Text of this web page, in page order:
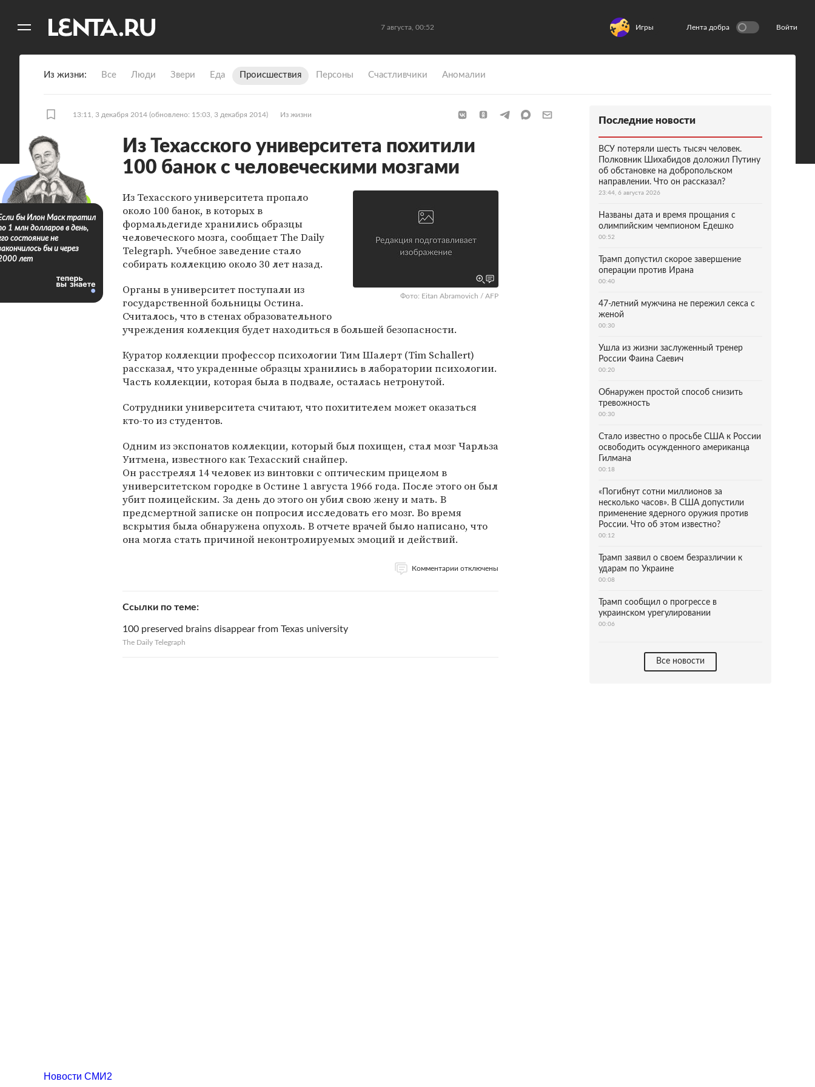
7 августа, 00:52 Игры Лента добра Войти
Из жизни Все Люди Звери Еда Происшествия Персоны Счастливчики Аномалии
13:11, 3 декабря 2014 (обновлено: 15:03, 3 декабря 2014) Из жизни
Из Техасского университета похитили
100 банок с человеческими мозгами
Фото: Eitan Abramovich / AFP
Из Техасского университета пропало
около 100 банок, в которых в
формальдегиде хранились образцы
человеческого мозга, сообщает The Daily
Telegraph. Учебное заведение стало
собирать коллекцию около 30 лет назад.
Органы в университет поступали из
государственной больницы Остина.
Считалось, что в стенах образовательного
учреждения коллекция будет находиться в большей безопасности.
Куратор коллекции профессор психологии Тим Шалерт (Tim Schallert)
рассказал, что украденные образцы хранились в лаборатории психологии.
Часть коллекции, которая была в подвале, осталась нетронутой.
Сотрудники университета считают, что похитителем может оказаться
кто-то из студентов.
Одним из экспонатов коллекции, который был похищен, стал мозг Чарльза
Уитмена, известного как Техасский снайпер.
Он расстрелял 14 человек из винтовки с оптическим прицелом в
университетском городке в Остине 1 августа 1966 года. После этого он был
убит полицейским. За день до этого он убил свою жену и мать. В
предсмертной записке он попросил исследовать его мозг. Во время
вскрытия была обнаружена опухоль. В отчете врачей было написано, что
она могла стать причиной неконтролируемых эмоций и действий.
Комментарии отключены
Ссылки по теме
100 preserved brains disappear from Texas university
The Daily Telegraph
бы Илон Маск тратил
1 млн долларов в день,
состояние не
бы и через
лет
Последние новости
ВСУ потеряли шесть тысяч человек.
Полковник Шихабидов доложил Путину
об обстановке на добропольском
направлении. Что он рассказал?
23:44, 6 августа 2026
Названы дата и время прощания с
олимпийским чемпионом Едешко
00:52
Трамп допустил скорое завершение
операции против Ирана
00:40
47-летний мужчина не пережил секса с
женой
00:30
Ушла из жизни заслуженный тренер
России Фаина Саевич
00:20
Обнаружен простой способ снизить
тревожность
00:30
Стало известно о просьбе США к России
освободить осужденного американца
Гилмана
00:18
«Погибнут сотни миллионов за
несколько часов». В США допустили
применение ядерного оружия против
России. Что об этом известно?
00:12
Трамп заявил о своем безразличии к
ударам по Украине
00:08
Трамп сообщил о прогрессе в
украинском урегулировании
00:06
Все новости
Новости СМИ2